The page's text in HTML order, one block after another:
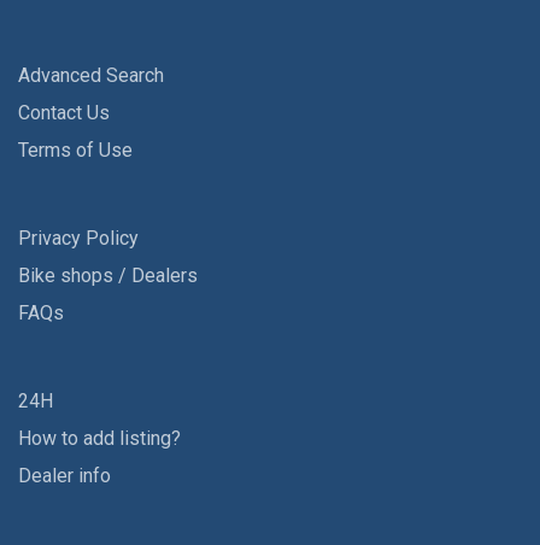
Advanced Search
Contact Us
Terms of Use
Privacy Policy
Bike shops / Dealers
FAQs
24H
How to add listing?
Dealer info